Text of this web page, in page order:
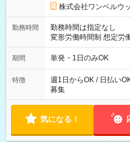
株式会社ワンベルウ
勤務時間
勤務時間は指定なし
変形労働時間制 想定労働時間160時
～21：00
期間 単発・1日のみOK
特徴
週1日からOK / 日払い
募集
気になる！